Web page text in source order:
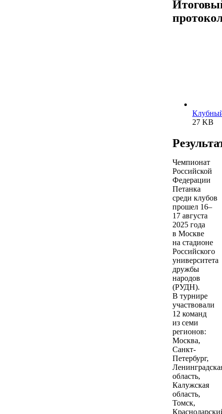
27 KB
Чемпионат
Российской
Федерации
Петанка
среди клубов
прошел 16–
17 августа
2025 года
в Москве
на стадионе
Российского
университета
дружбы
народов
(РУДН).
В турнире
участвовали
12 команд
из семи
регионов:
Москва,
Санкт-
Петербург,
область,
Калужская
область,
Томск,